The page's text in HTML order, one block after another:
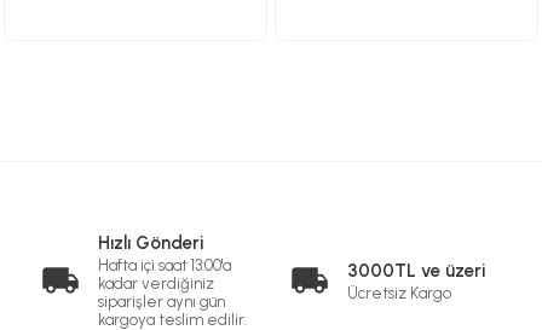
Hızlı Gönderi
Hafta içi saat 13:00'a
kadar verdiğiniz
siparişler aynı gün
kargoya teslim edilir.
3000TL ve üzeri
Ücretsiz Kargo